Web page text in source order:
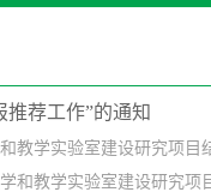
荐工作”的通知
教学实验室建设研究项
和教学实验室建设研究项